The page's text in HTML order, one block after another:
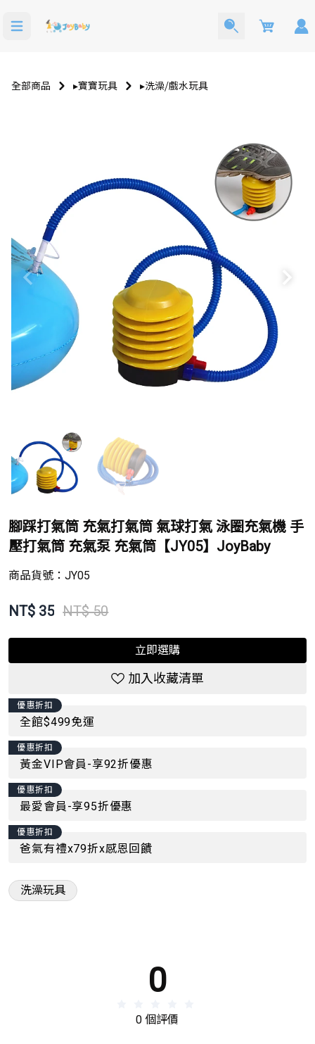
Cart
全部商品 ▸寶寶玩具 ▸洗澡⧸戲水玩具
腳踩打氣筒 充氣打氣筒 氣球打氣 泳圈充氣機 手
壓打氣筒 充氣泵 充氣筒【JY05】JoyBaby
商品貨號：JY05
NT$ 35 NT$ 50
立即選購
加入收藏清單
優惠折扣
全館$499免運
優惠折扣
黃金VIP會員-享92折優惠
優惠折扣
最愛會員-享95折優惠
優惠折扣
爸氣有禮x79折x感恩回饋
洗澡玩具
0
0 個評價